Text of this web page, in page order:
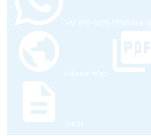
+62 878-8528-5958 (Ayumi)
Halaman Web
Juknis